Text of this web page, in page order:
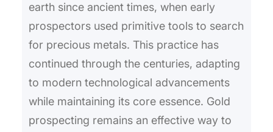
earth since ancient times, when early
prospectors used primitive tools to search
for precious metals. This practice has
continued through the centuries, adapting
to modern technological advancements
while maintaining its core essence. Gold
prospecting remains an effective way to